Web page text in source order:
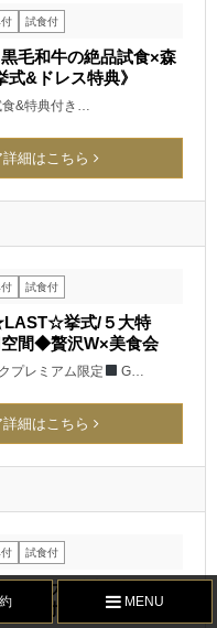
試食付
毛和牛の絶品試食×森
&ドレス特典》
&特典付き…
詳細はこちら
試食付
挙式/５大特
間◆贅沢W×美食会
プレミアム限定 G…
詳細はこちら
試食付
月の大感謝祭◆料理&
試食付
MENU